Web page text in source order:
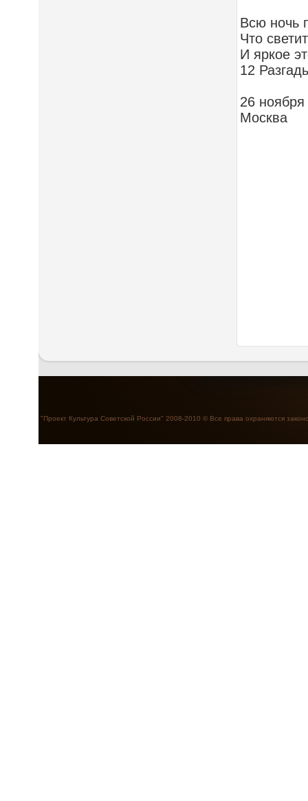
Всю ночь
Что
И яркое
12
26
Москва
"Проект Культура Советской России" 2008-2010 © Все права охраняются